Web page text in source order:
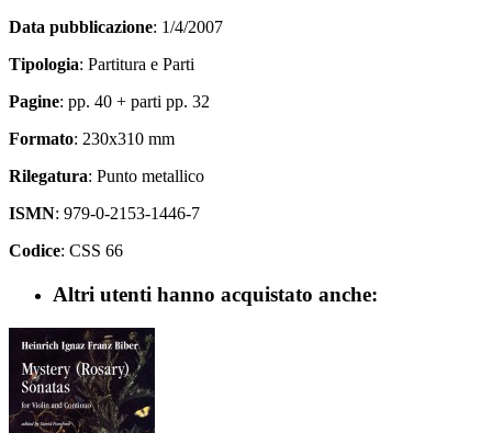
Data pubblicazione: 1/4/2007
Tipologia: Partitura e Parti
Pagine: pp. 40 + parti pp. 32
Formato: 230x310 mm
Rilegatura: Punto metallico
ISMN: 979-0-2153-1446-7
Codice: CSS 66
Altri utenti hanno acquistato anche: